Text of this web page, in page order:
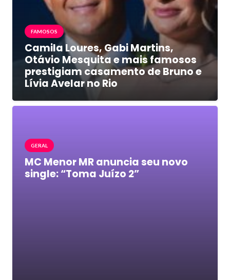
FAMOSOS
Camila Loures, Gabi Martins,
Otávio Mesquita e mais famosos
prestigiam casamento de Bruno e
Lívia Avelar no Rio
GERAL
MC Menor MR anuncia seu novo
single: “Toma Juízo 2”